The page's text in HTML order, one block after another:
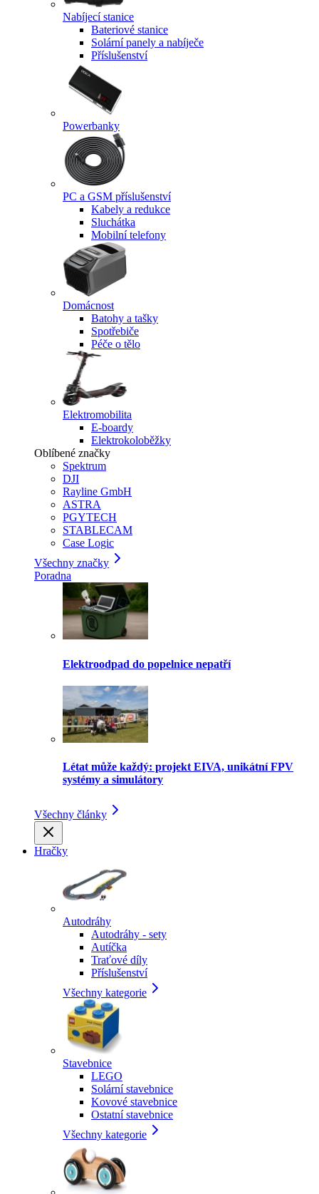
Nabíjecí stanice
Bateriové stanice
Solární panely a nabíječe
Příslušenství
Powerbanky
PC a GSM příslušenství
Kabely a redukce
Sluchátka
Mobilní telefony
Domácnost
Batohy a tašky
Spotřebiče
Péče o tělo
Elektromobilita
E-boardy
Elektrokoloběžky
Oblíbené značky
Spektrum
DJI
Rayline GmbH
ASTRA
PGYTECH
STABLECAM
Case Logic
Všechny značky
Poradna
Elektroodpad do popelnice nepatří
Létat může každý: projekt EIVA, unikátní FPV
systémy a simulátory
Všechny články
Hračky
Autodráhy
Autodráhy - sety
Autíčka
Traťové díly
Příslušenství
Všechny kategorie
Stavebnice
LEGO
Solární stavebnice
Kovové stavebnice
Ostatní stavebnice
Všechny kategorie